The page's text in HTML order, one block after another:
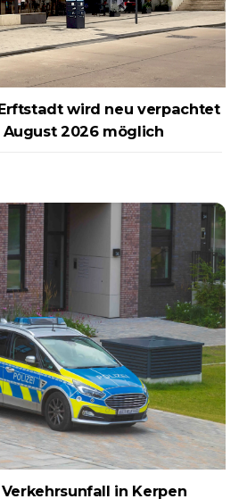
wird neu verpachtet
2026 möglich
in Kerpen